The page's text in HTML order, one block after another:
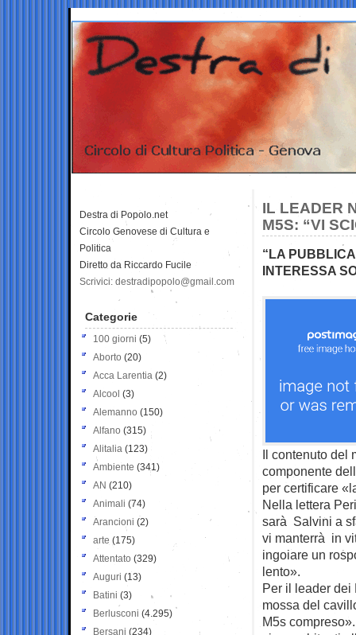
IL LEADER
M5S: “VI
“LA
INTERESSA
Il contenuto del
componente
per certificare
Nella lettera
sarà Salvini a
vi manterrà in
ingoiare un
lento».
Per il leader dei
mossa del
M5s
Destra di Popolo.net
Circolo Genovese di Cultura e
Politica
Diretto da Riccardo Fucile
Scrivici: destradipopolo@gmail.com
Categorie
100 giorni (5)
Aborto (20)
Acca Larentia (2)
Alcool (3)
Alemanno (150)
Alfano (315)
Alitalia (123)
Ambiente (341)
AN (210)
Animali (74)
Arancioni (2)
arte (175)
Attentato (329)
Auguri (13)
Batini (3)
Berlusconi (4.295)
Bersani (234)